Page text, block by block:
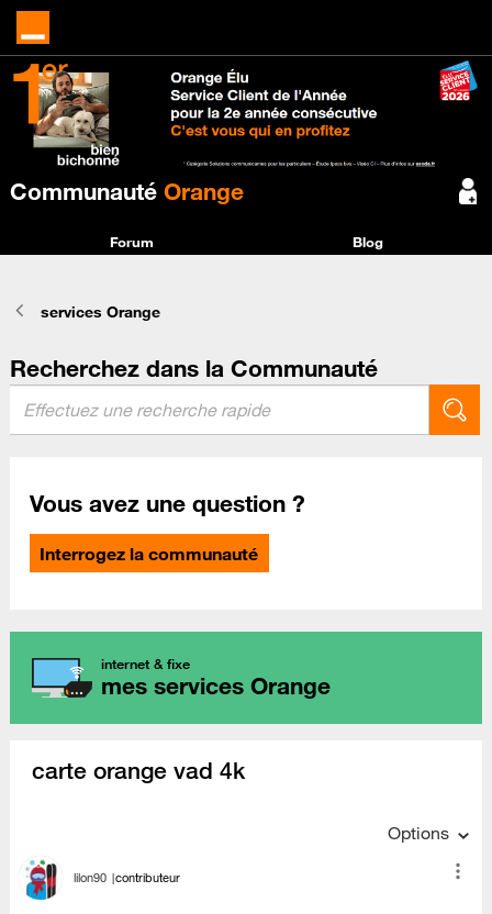
Communauté Orange
Forum Blog
services Orange
Recherchez dans la Communauté
Vous avez une question ?
Interrogez la communauté
internet & fixe
mes services Orange
carte orange vad 4k
Options
lilon90 contributeur